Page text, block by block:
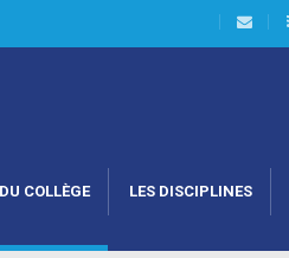
COLLÈGE LES DISCIPLINES